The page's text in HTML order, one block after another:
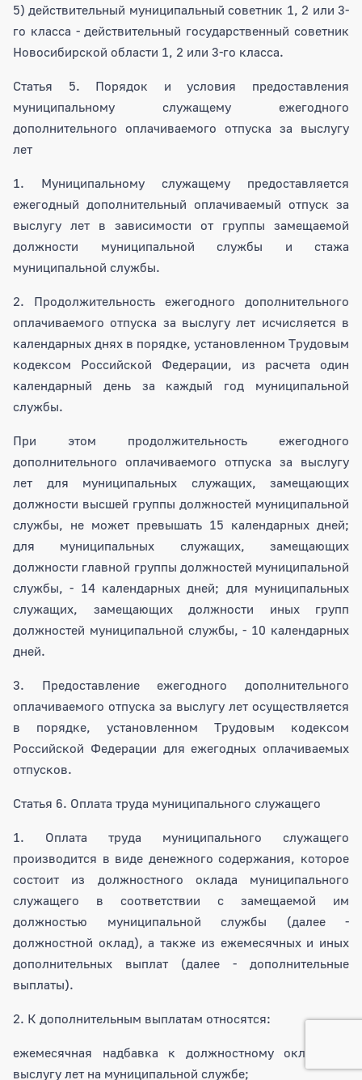
5) действительный муниципальный советник 1, 2 или 3-
го класса - действительный государственный советник
Новосибирской области 1, 2 или 3-го класса.
Статья 5. Порядок и условия предоставления
муниципальному служащему ежегодного
дополнительного оплачиваемого отпуска за выслугу
лет
1. Муниципальному служащему предоставляется
ежегодный дополнительный оплачиваемый отпуск за
выслугу лет в зависимости от группы замещаемой
должности муниципальной службы и стажа
муниципальной службы.
2. Продолжительность ежегодного дополнительного
оплачиваемого отпуска за выслугу лет исчисляется в
календарных днях в порядке, установленном Трудовым
кодексом Российской Федерации, из расчета один
календарный день за каждый год муниципальной
службы.
При этом продолжительность ежегодного
дополнительного оплачиваемого отпуска за выслугу
лет для муниципальных служащих, замещающих
должности высшей группы должностей муниципальной
службы, не может превышать 15 календарных дней;
для муниципальных служащих, замещающих
должности главной группы должностей муниципальной
службы, - 14 календарных дней; для муниципальных
служащих, замещающих должности иных групп
должностей муниципальной службы, - 10 календарных
дней.
3. Предоставление ежегодного дополнительного
оплачиваемого отпуска за выслугу лет осуществляется
в порядке, установленном Трудовым кодексом
Российской Федерации для ежегодных оплачиваемых
отпусков.
Статья 6. Оплата труда муниципального служащего
1. Оплата труда муниципального служащего
производится в виде денежного содержания, которое
состоит из должностного оклада муниципального
служащего в соответствии с замещаемой им
должностью муниципальной службы (далее -
должностной оклад), а также из ежемесячных и иных
дополнительных выплат (далее - дополнительные
выплаты).
2. К дополнительным выплатам относятся:
ежемесячная надбавка к должностному окладу за
выслугу лет на муниципальной службе;